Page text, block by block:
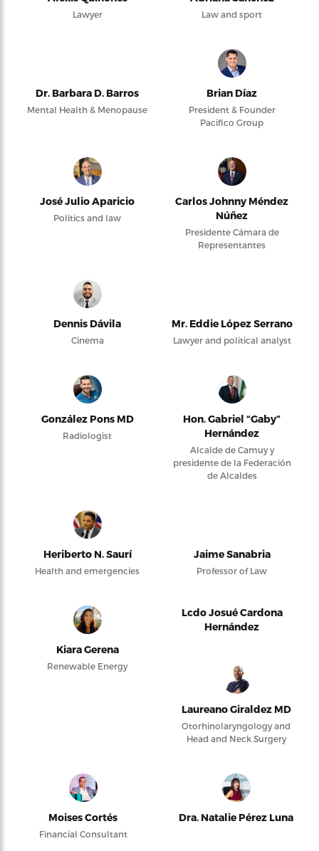
Lawyer Law and sport
Dr. Barbara D. Barros
Mental Health & Menopause
Brian Díaz
President & Founder
Pacifico Group
José Julio Aparicio
Politics and law
Carlos Johnny Méndez
Núñez
Presidente Cámara de
Representantes
Dennis Dávila
Cinema
Mr. Eddie López Serrano
Lawyer and political analyst
González Pons MD
Radiologist
Hon. Gabriel “Gaby”
Hernández
Alcalde de Camuy y
presidente de la Federación
de Alcaldes
Heriberto N. Saurí
Health and emergencies
Jaime Sanabria
Professor of Law
Kiara Gerena
Renewable Energy
Lcdo Josué Cardona
Hernández
Laureano Giraldez MD
Otorhinolaryngology and
Head and Neck Surgery
Moises Cortés
Financial Consultant
Dra. Natalie Pérez Luna